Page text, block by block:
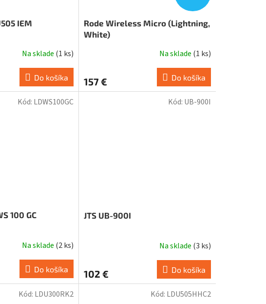
IEM
Na sklade (1 ks)
Do košíka
Rode Wireless Micro (Lightning,
White)
Na sklade (1 ks)
157 € Do košíka
100 GC
Na sklade (2 ks)
Do košíka
Kód: LDWS100GC
JTS UB-900I
Na sklade (3 ks)
102 € Do košíka
Kód: UB-900I
Kód: LDU300RK2 Kód: LDU505HHC2